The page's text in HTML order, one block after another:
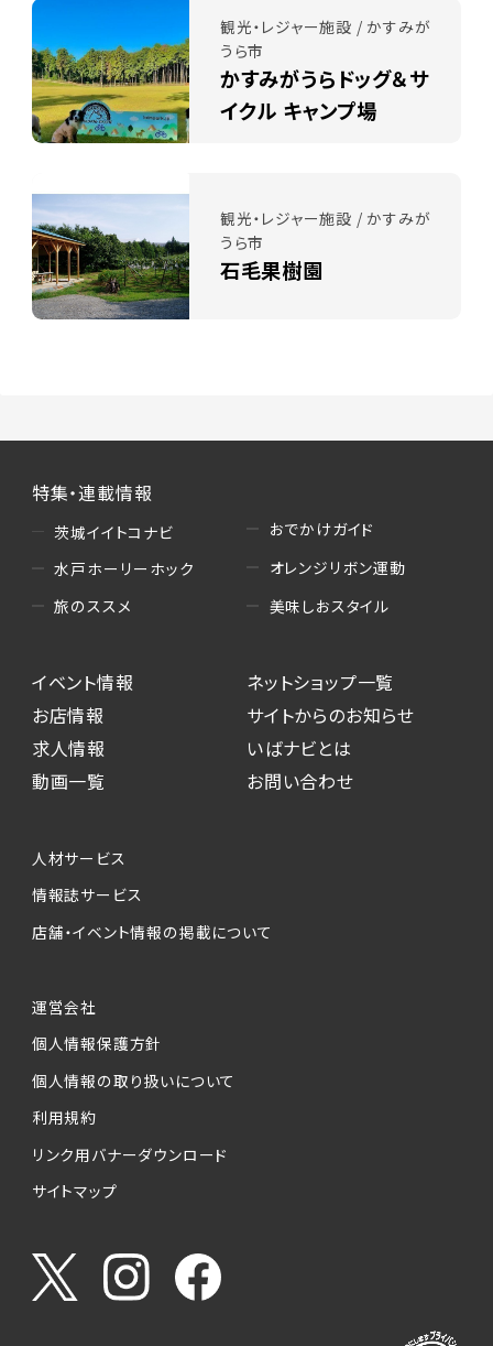
観光・レジャー施設 / かすみが
うら市
かすみがうらドッグ＆サ
イクル キャンプ場
観光・レジャー施設 / かすみが
うら市
石毛果樹園
特集・連載情報
茨城イイトコナビ
水戸ホーリーホック
旅のススメ
おでかけガイド
オレンジリボン運動
美味しおスタイル
イベント情報
お店情報
求人情報
動画一覧
ネットショップ一覧
サイトからのお知らせ
いばナビとは
お問い合わせ
人材サービス
情報誌サービス
店舗・イベント情報の掲載について
運営会社
個人情報保護方針
個人情報の取り扱いについて
利用規約
リンク用バナーダウンロード
サイトマップ